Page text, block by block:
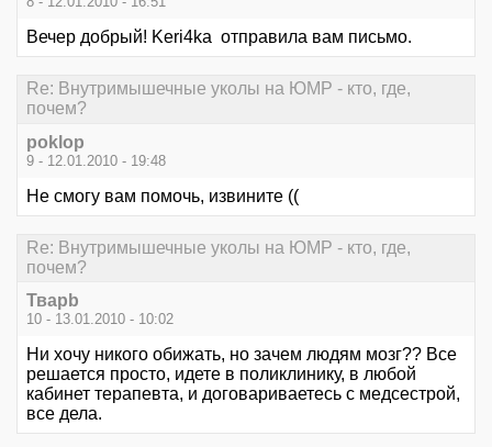
Вечер добрый! Keri4ka отправила вам письмо.
Re: Внутримышечные уколы на ЮМР - кто, где,
почем?
poklop
9 - 12.01.2010 - 19:48
Не смогу вам помочь, извините ((
Re: Внутримышечные уколы на ЮМР - кто, где,
почем?
Тварb
10 - 13.01.2010 - 10:02
Ни хочу никого обижать, но зачем людям мозг?? Все
решается просто, идете в поликлинику, в любой
кабинет терапевта, и договариваетесь с медсестрой,
все дела.